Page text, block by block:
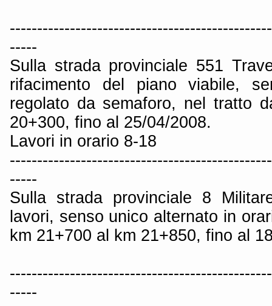
-----
Sulla strada provinciale 551
rifacimento del piano viabile,
regolato da semaforo, nel tratto
20+300, fino al 25/04/2008.
Lavori in orario 8-18
-----
Sulla strada provinciale 8
lavori, senso unico alternato in
km 21+700 al km 21+850, fino al
-----